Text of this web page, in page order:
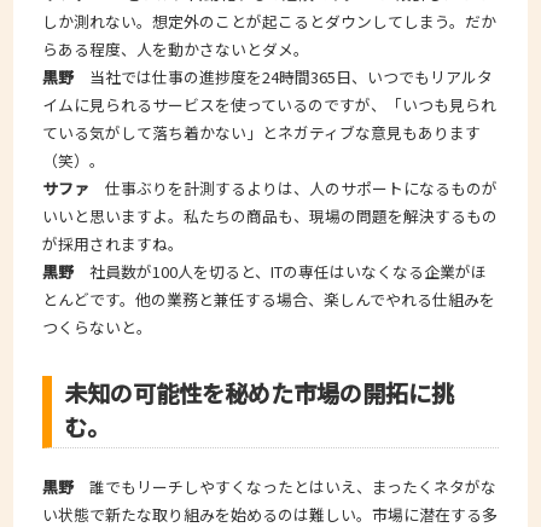
しか測れない。想定外のことが起こるとダウンしてしまう。だか
らある程度、人を動かさないとダメ。
黒野 当社では仕事の進捗度を24時間365日、いつでもリアルタ
イムに見られるサービスを使っているのですが、「いつも見られ
ている気がして落ち着かない」とネガティブな意見もあります
（笑）。
サファ仕事ぶりを計測するよりは、人のサポートになるものが
いいと思いますよ。私たちの商品も、現場の問題を解決するもの
が採用されますね。
黒野社員数が100人を切ると、ITの専任はいなくなる企業がほ
とんどです。他の業務と兼任する場合、楽しんでやれる仕組みを
つくらないと。
未知の可能性を秘めた市場の開拓に挑
む。
黒野誰でもリーチしやすくなったとはいえ、まったくネタがな
い状態で新たな取り組みを始めるのは難しい。市場に潜在する多